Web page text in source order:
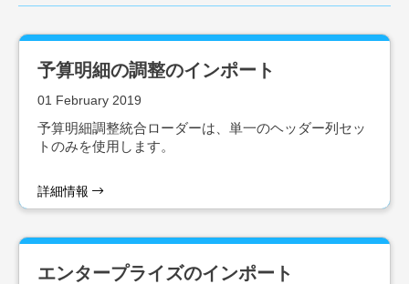
予算明細の調整のインポート
01 February 2019
予算明細調整統合ローダーは、単一のヘッダー列セッ
トのみを使用します。
詳細情報
エンタープライズのインポート